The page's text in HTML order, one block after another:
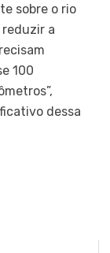
sobre o rio
reduzir a
100
dessa